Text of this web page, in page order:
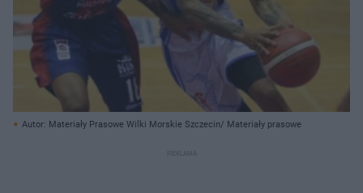
Autor: Materiały Prasowe Wilki Morskie Szczecin/ Materiały prasowe